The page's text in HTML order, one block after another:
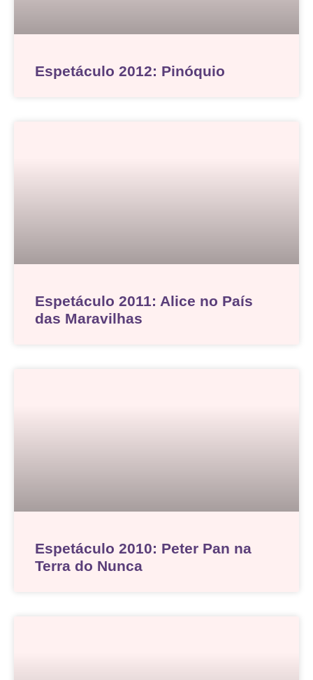
Espetáculo 2012: Pinóquio
Espetáculo 2011: Alice no País
das Maravilhas
Espetáculo 2010: Peter Pan na
Terra do Nunca